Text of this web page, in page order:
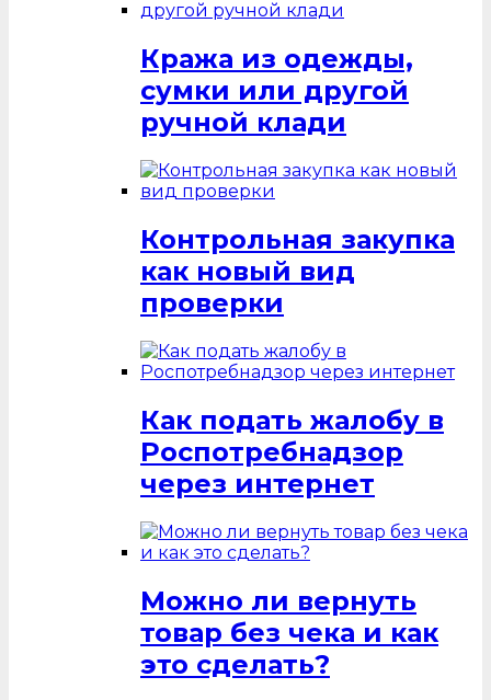
Кража из одежды,
сумки или другой
ручной клади
Контрольная закупка
как новый вид
проверки
Как подать жалобу в
Роспотребнадзор
через интернет
Можно ли вернуть
товар без чека и как
это сделать?